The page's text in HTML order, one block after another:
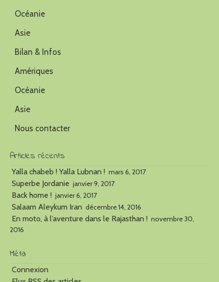
Océanie
Asie
Bilan & Infos
Amériques
Océanie
Asie
Nous contacter
Articles récents
Yalla chabeb ! Yalla Lubnan ! mars 6, 2017
Superbe Jordanie janvier 9, 2017
Back home ! janvier 6, 2017
Salaam Aleykum Iran décembre 14, 2016
En moto, à l’aventure dans le Rajasthan ! novembre 30,
2016
Méta
Connexion